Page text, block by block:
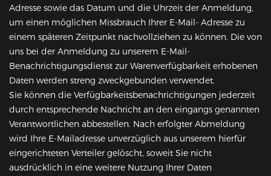
Adresse sowie das Datum und die Uhrzeit der Anmeldung,
um einen möglichen Missbrauch Ihrer E-Mail- Adresse zu
einem späteren Zeitpunkt nachvollziehen zu können. Die von
uns bei der Anmeldung zu unserem E-Mail-
Benachrichtigungsdienst zur Warenverfügbarkeit erhobenen
Daten werden streng zweckgebunden verwendet.
Sie können die Verfügbarkeitsbenachrichtigungen jederzeit
durch entsprechende Nachricht an den eingangs genannten
Verantwortlichen abbestellen. Nach erfolgter Abmeldung
wird Ihre E-Mailadresse unverzüglich aus unserem hierfür
eingerichteten Verteiler gelöscht, soweit Sie nicht
ausdrücklich in eine weitere Nutzung Ihrer Daten